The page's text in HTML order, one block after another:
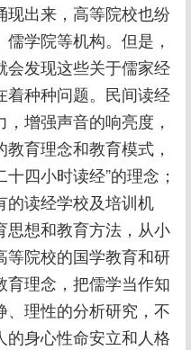
出来，高等院校也纷
学院等机构。但是，
会发现这些关于儒家经
着种种问题。民间读经
增强声音的响亮度，
育理念和教育模式，
四小时读经”的理念；
的读经学校及培训机
思想和教育方法，从小
等院校的国学教育和研
育理念，把儒学当作知
理性的分析研究，不
身心性命安立和人格